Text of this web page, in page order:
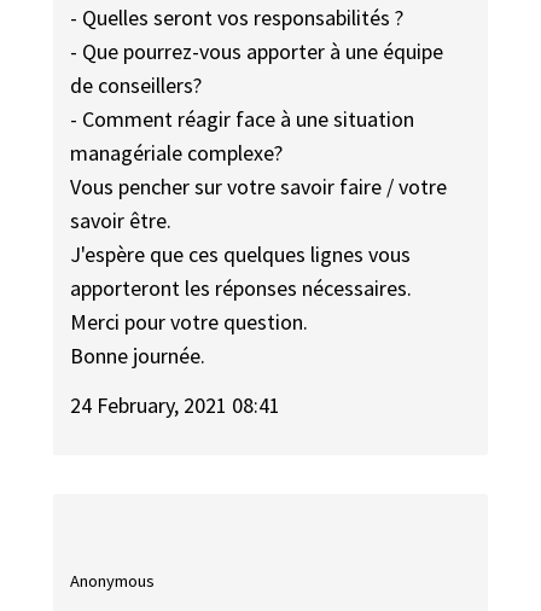
- Quelles seront vos responsabilités ?
- Que pourrez-vous apporter à une équipe
de conseillers?
- Comment réagir face à une situation
managériale complexe?
Vous pencher sur votre savoir faire / votre
savoir être.
J'espère que ces quelques lignes vous
apporteront les réponses nécessaires.
Merci pour votre question.
Bonne journée.
24 February, 2021 08:41
Anonymous